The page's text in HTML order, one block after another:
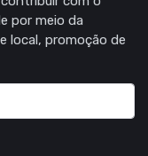
por meio da
local, promoção de